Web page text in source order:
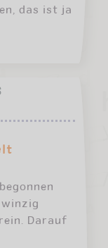
das ist ja
Darauf